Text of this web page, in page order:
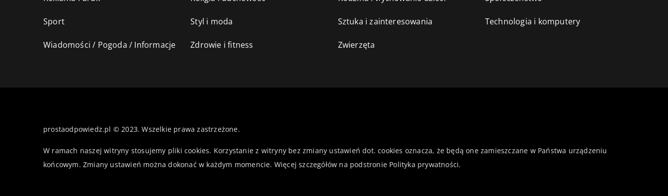
Sport Styl i moda Sztuka i zainteresowania Technologia i komputery
Wiadomości / Pogoda / Informacje Zdrowie i fitness Zwierzęta
prostaodpowiedz.pl © 2023. Wszelkie prawa zastrzeżone.
W ramach naszej witryny stosujemy pliki cookies. Korzystanie z witryny bez zmiany ustawień dot. cookies oznacza, że będą one zamieszczane w Państwa urządzeniu
końcowym. Zmiany ustawień można dokonać w każdym momencie. Więcej szczegółów na podstronie Polityka prywatności.